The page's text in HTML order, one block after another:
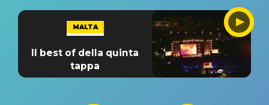
MALTA
Il best of della quinta
tappa